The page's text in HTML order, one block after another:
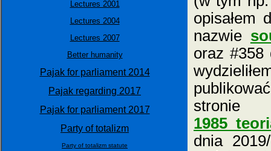
Lectures 2001
Lectures 2004
Lectures 2007
Better humanity
Pajak for parliament 2014
Pajak regarding 2017
Pajak for parliament 2017
Party of totalizm
Party of totalizm statute
opisałem
nazwie
oraz #358
dnia